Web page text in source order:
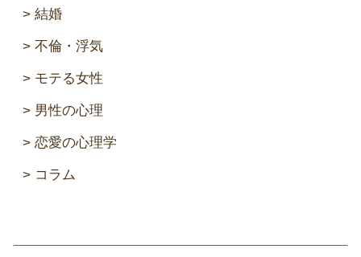
結婚
不倫・浮気
モテる女性
男性の心理
恋愛の心理学
コラム